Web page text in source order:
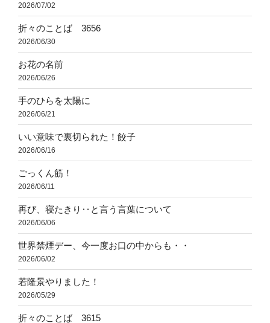
2026/07/02
折々のことば 3656
2026/06/30
お花の名前
2026/06/26
手のひらを太陽に
2026/06/21
いい意味で裏切られた！餃子
2026/06/16
ごっくん筋！
2026/06/11
再び、寝たきり‥と言う言葉について
2026/06/06
世界禁煙デー、今一度お口の中からも・・
2026/06/02
若隆景やりました！
2026/05/29
折々のことば 3615